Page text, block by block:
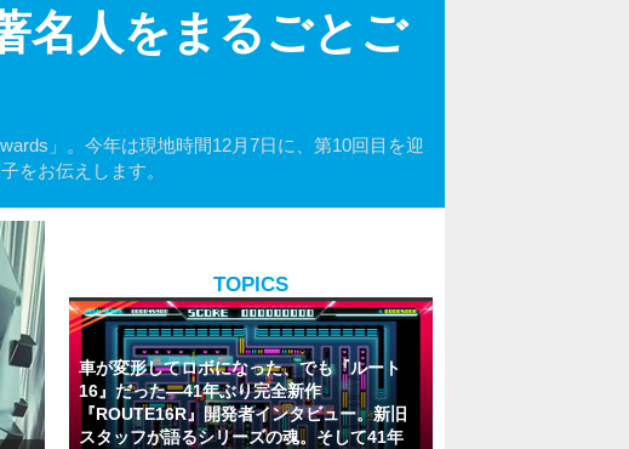
名人をまるごとご
」。今年は現地時間12月7日に、第10回目を迎
をお伝えします。
TOPICS
車が変形してロボになった、でも『ルート
16』だった―41年ぶり完全新作
『ROUTE16R』開発者インタビュー。新旧
スタッフが語るシリーズの魂。そして41年